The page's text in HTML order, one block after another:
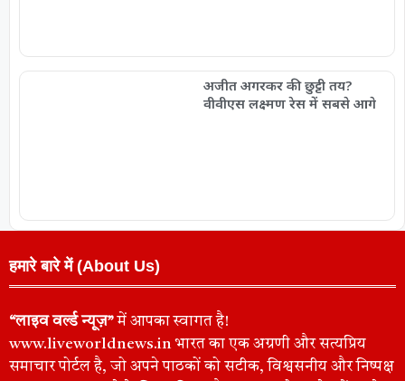
अजीत अगरकर की छुट्टी तय?
वीवीएस लक्ष्मण रेस में सबसे आगे
हमारे बारे में (About Us)
“लाइव वर्ल्ड न्यूज़”में आपका स्वागत है!
www.liveworldnews.in भारत का एक अग्रणी और सत्यप्रिय
समाचार पोर्टल है, जो अपने पाठकों को सटीक, विश्वसनीय और निष्पक्ष